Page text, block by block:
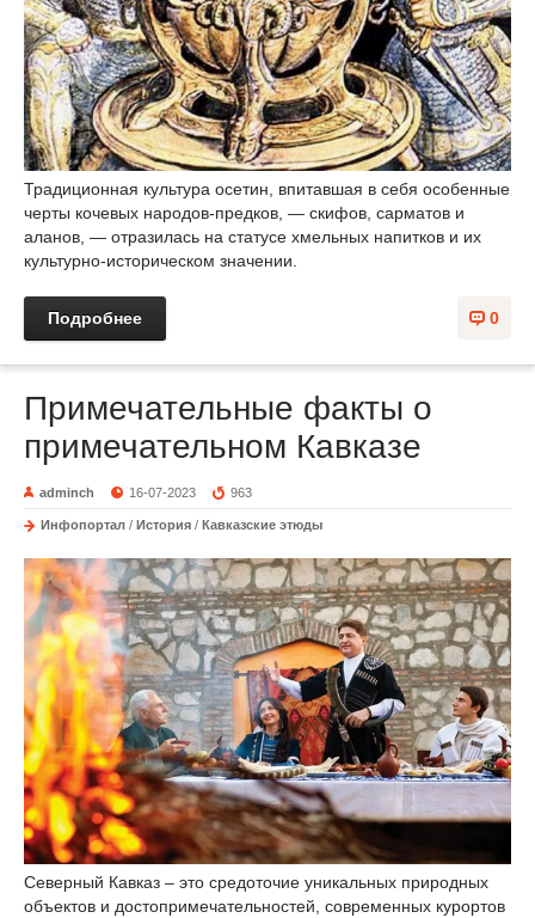
Традиционная культура осетин, впитавшая в себя особенные
черты кочевых народов-предков, — скифов, сарматов и
аланов, — отразилась на статусе хмельных напитков и их
культурно-историческом значении.
0
Подробнее
Примечательные факты о
примечательном Кавказе
adminch 16-07-2023 963
Инфопортал / История / Кавказские этюды
Северный Кавказ – это средоточие уникальных природных
объектов и достопримечательностей, современных курортов